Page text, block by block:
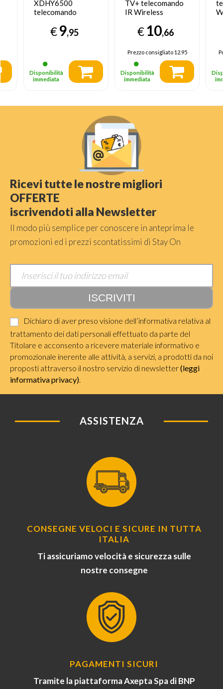
XDHY6500
telecomando
€9,95
Disponibilità
immediata
TV+ telecomando
IR Wireless
€10,66
Prezzo consigliato12.95
Disponibilità
immediata
Ricevi tutte le nostre migliori
OFFERTE
iscrivendoti alla Newsletter
Il modo più semplice per conoscere in anteprima le
promozioni ed i prezzi scontatissimi di Stay On
Dichiaro di aver preso visione dell’informativa relativa al
trattamento dei dati personali effettuato da parte del
Titolare e acconsento a ricevere materiale informativo e
promozionale inerente alle attività, a servizi, a prodotti da noi
proposti attraverso il nostro servizio di newsletter(leggi
informativa privacy).
ASSISTENZA
CONSEGNE VELOCI E SICURE IN TUTTA
ITALIA
Ti assicuriamo velocità e sicurezza sulle
nostre consegne
PAGAMENTI SICURI
Tramite la piattaforma Axepta Spa di BNP